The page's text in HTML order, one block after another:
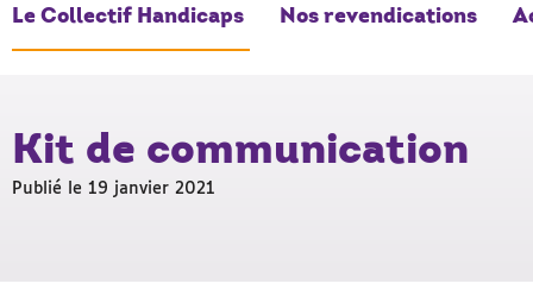
Le Collectif Handicaps Nos revendications
Kit de communication
Publié le 19 janvier 2021